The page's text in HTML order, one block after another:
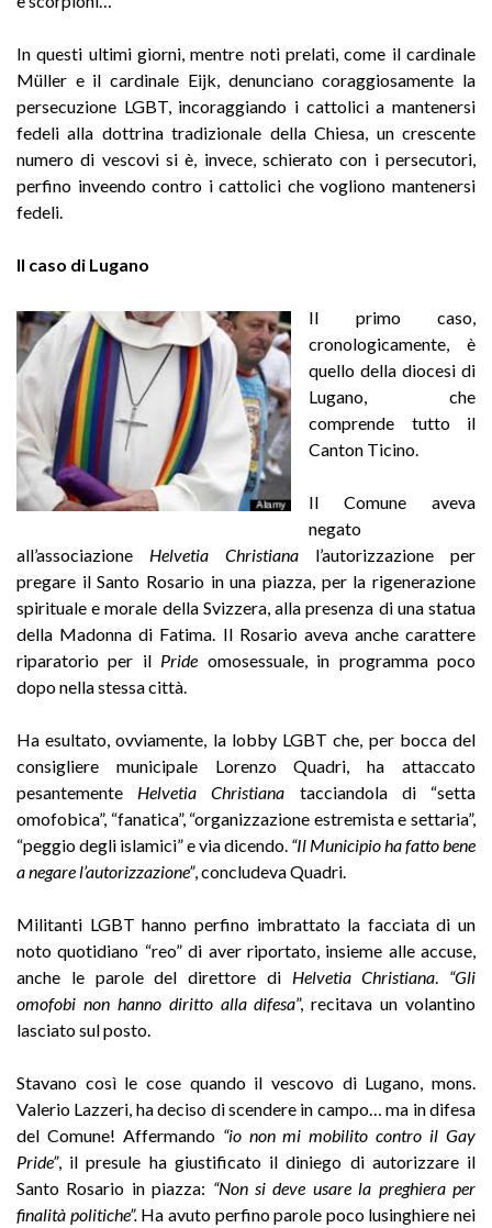
In questi ultimi giorni, mentre noti prelati, come il cardinale
Müller e il cardinale Eijk, denunciano coraggiosamente la
persecuzione LGBT, incoraggiando i cattolici a mantenersi
fedeli alla dottrina tradizionale della Chiesa, un crescente
numero di vescovi si è, invece, schierato con i persecutori,
perfino inveendo contro i cattolici che vogliono mantenersi
fedeli.
Il caso di Lugano
Il primo caso,
cronologicamente, è
quello della diocesi di
Lugano, che
comprende tutto il
Canton Ticino.
Il Comune aveva
negato
all’associazione Helvetia Christiana l’autorizzazione per
pregare il Santo Rosario in una piazza, per la rigenerazione
spirituale e morale della Svizzera, alla presenza di una statua
della Madonna di Fatima. Il Rosario aveva anche carattere
riparatorio per il Pride omosessuale, in programma poco
dopo nella stessa città.
Ha esultato, ovviamente, la lobby LGBT che, per bocca del
consigliere municipale Lorenzo Quadri, ha attaccato
pesantemente Helvetia Christiana tacciandola di “setta
omofobica”, “fanatica”, “organizzazione estremista e settaria”,
“peggio degli islamici” e via dicendo. “Il Municipio ha fatto bene
a negare l’autorizzazione”, concludeva Quadri.
Militanti LGBT hanno perfino imbrattato la facciata di un
noto quotidiano “reo” di aver riportato, insieme alle accuse,
anche le parole del direttore di Helvetia Christiana
“Gli
omofobi non hanno diritto alla difesa”, recitava un volantino
lasciato sul posto.
Stavano così le cose quando il vescovo di Lugano, mons.
Valerio Lazzeri, ha deciso di scendere in campo… ma in difesa
del Comune! Affermando “io non mi mobilito contro il Gay
Pride”, il presule ha giustificato il diniego di autorizzare il
Santo Rosario in piazza: “Non si deve usare la preghiera per
finalità politiche”. Ha avuto perfino parole poco lusinghiere nei